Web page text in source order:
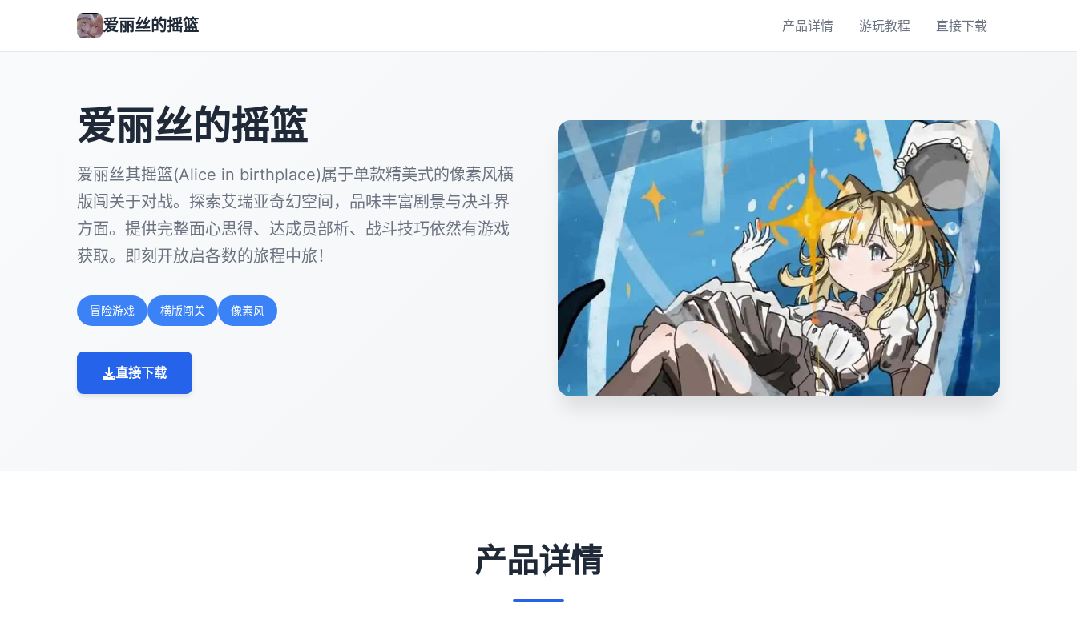
爱丽丝的摇篮 产品详情 游玩教程 直接下载
爱丽丝的摇篮
爱丽丝其摇篮(Alice in birthplace)属于单款精美式的像素风横
版闯关于对战。探索艾瑞亚奇幻空间，品味丰富剧景与决斗界
方面。提供完整面心思得、达成员部析、战斗技巧依然有游戏
获取。即刻开放启各数的旅程中旅！
冒险游戏 横版闯关 像素风
直接下载
产品详情